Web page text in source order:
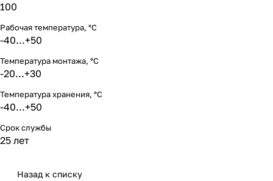
100
Рабочая температура, °С
-40...+50
Температура монтажа, °С
-20...+30
Температура хранения, °С
-40...+50
Срок службы
25 лет
Назад к списку